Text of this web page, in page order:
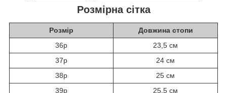
Розмірна сітка
Розмір
Довжина стопи
36р
23,5 см
37р
24 см
38р
25 см
39р
25,5 см